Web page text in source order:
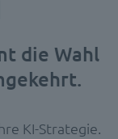
die Wahl
KI-Strategie.